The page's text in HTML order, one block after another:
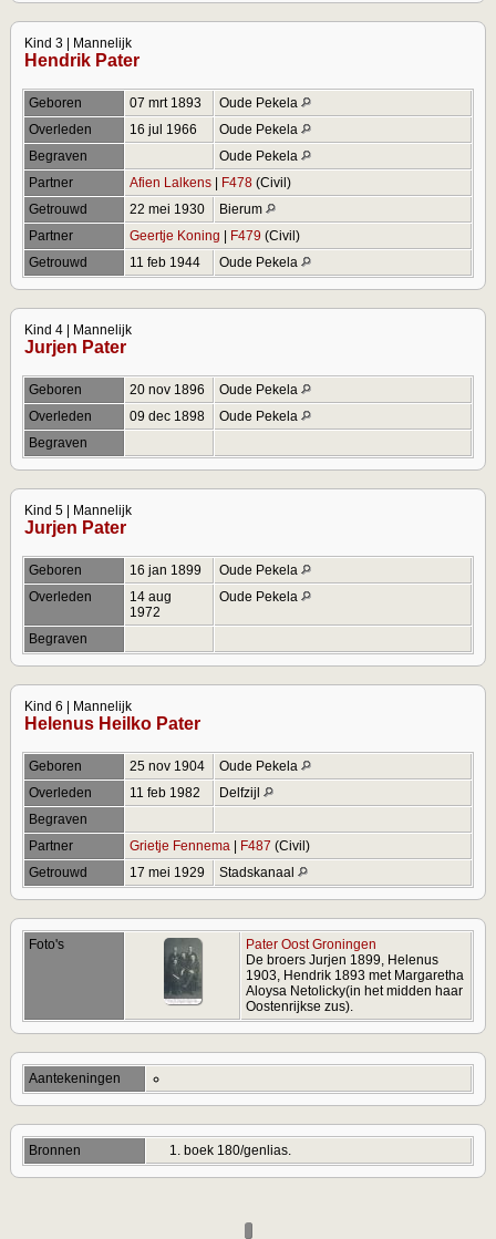
Kind 3 | Mannelijk
Hendrik Pater
Geboren 07 mrt 1893
Oude Pekela
Overleden
16 jul 1966
Oude Pekela
Begraven
Oude Pekela
Partner
Afien Lalkens | F478 (Civil)
Getrouwd
22 mei 1930
Bierum
Partner
Geertje Koning | F479 (Civil)
Getrouwd
11 feb 1944 Oude Pekela
Kind 4 | Mannelijk
Jurjen Pater
Geboren 20 nov 1896
Oude Pekela
Overleden
09 dec 1898
Oude Pekela
Begraven
Kind 5 | Mannelijk
Jurjen Pater
Geboren 16 jan 1899
Oude Pekela
Overleden
14 aug
1972
Oude Pekela
Begraven
Kind 6 | Mannelijk
Helenus Heilko Pater
Geboren 25 nov 1904
Oude Pekela
Overleden
11 feb 1982
Delfzijl
Begraven
Partner
Grietje Fennema | F487 (Civil)
Getrouwd
17 mei 1929 Stadskanaal
Foto's
Pater Oost Groningen
De broers Jurjen 1899, Helenus
1903, Hendrik 1893 met Margaretha
Aloysa Netolicky(in het midden haar
Oostenrijkse zus).
Aantekeningen
Bronnen boek 180/genlias.